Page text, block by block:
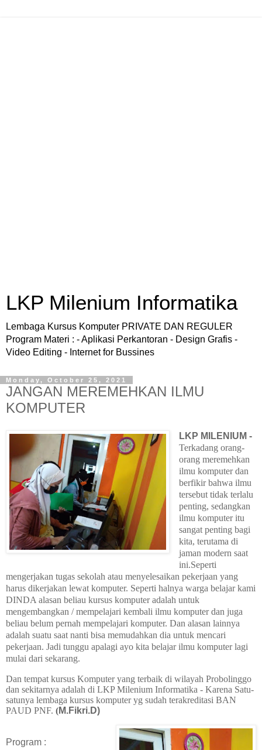
LKP Milenium Informatika
Lembaga Kursus Komputer PRIVATE DAN REGULER
Program Materi : - Aplikasi Perkantoran - Design Grafis -
Video Editing - Internet for Bussines
Monday, October 25, 2021
JANGAN MEREMEHKAN ILMU
KOMPUTER
LKP MILENIUM -
Terkadang orang-
orang meremehkan
ilmu komputer dan
berfikir bahwa ilmu
tersebut tidak terlalu
penting, sedangkan
ilmu komputer itu
sangat penting bagi
kita, terutama di
jaman modern saat
ini.Seperti
mengerjakan tugas sekolah atau menyelesaikan pekerjaan yang
harus dikerjakan lewat komputer. Seperti halnya warga belajar kami
DINDA alasan beliau kursus komputer adalah untuk
mengembangkan / mempelajari kembali ilmu komputer dan juga
beliau belum pernah mempelajari komputer. Dan alasan lainnya
adalah suatu saat nanti bisa memudahkan dia untuk mencari
pekerjaan. Jadi tunggu apalagi ayo kita belajar ilmu komputer lagi
mulai dari sekarang.
Dan tempat kursus Komputer yang terbaik di wilayah Probolinggo
dan sekitarnya adalah di LKP Milenium Informatika - Karena Satu-
satunya lembaga kursus komputer yg sudah terakreditasi BAN
PAUD PNF. (M.Fikri.D)
Program :